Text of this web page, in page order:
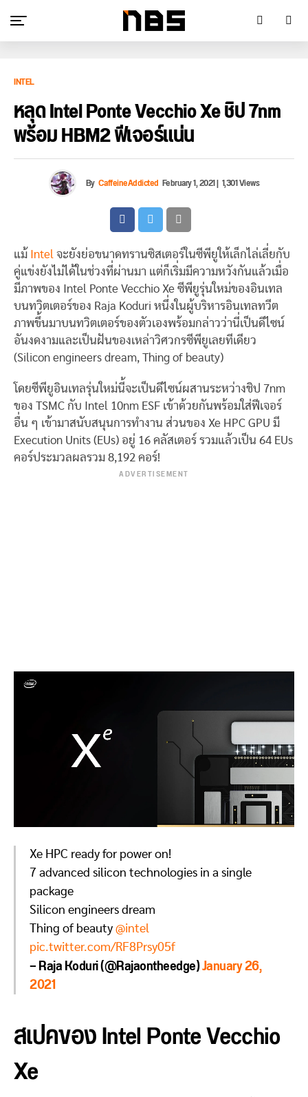
INTEL
หลุด Intel Ponte Vecchio Xe ชิป 7nm
พร้อม HBM2 ฟีเจอร์แน่น
By CaffeineAddicted February 1, 2021| 1,301 Views
แม้ Intel จะยังย่อขนาดทรานซิสเตอร์ในซีพียูให้เล็กไล่เลี่ยกับ
คู่แข่งยังไม่ได้ในช่วงที่ผ่านมา แต่ก็เริ่มมีความหวังกันแล้วเมื่อ
มีภาพของ Intel Ponte Vecchio Xe ซีพียูรุ่นใหม่ของอินเทล
บนทวิตเตอร์ของ Raja Koduri หนึ่งในผู้บริหารอินเทลทวีต
ภาพขึ้นมาบนทวิตเตอร์ของตัวเองพร้อมกล่าวว่านี่เป็นดีไซน์
อันงดงามและเป็นฝันของเหล่าวิศวกรซีพียูเลยทีเดียว
(Silicon engineers dream, Thing of beauty)
โดยซีพียูอินเทลรุ่นใหม่นี้จะเป็นดีไซน์ผสานระหว่างชิป 7nm
ของ TSMC กับ Intel 10nm ESF เข้าด้วยกันพร้อมใส่ฟีเจอร์
อื่น ๆ เข้ามาสนับสนุนการทำงาน ส่วนของ Xe HPC GPU มี
Execution Units (EUs) อยู่ 16 คลัสเตอร์ รวมแล้วเป็น 64 EUs
คอร์ประมวลผลรวม 8,192 คอร์!
ADVERTISEMENT
Xe HPC ready for power on!
7 advanced silicon technologies in a single
package
Silicon engineers dream
Thing of beauty @intel
pic.twitter.com/RF8Prsy05f
— Raja Koduri (@Rajaontheedge)January 26,
2021
สเปคของ Intel Ponte Vecchio
Xe